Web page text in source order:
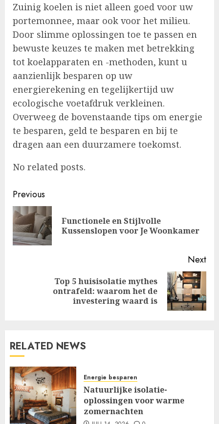
Zuinig koelen is niet alleen goed voor uw
portemonnee, maar ook voor het milieu.
Door slimme oplossingen toe te passen en
bewuste keuzes te maken met betrekking
tot koelapparaten en -methoden, kunt u
aanzienlijk besparen op uw
energierekening en tegelijkertijd uw
ecologische voetafdruk verkleinen.
Overweeg de bovenstaande tips om energie
te besparen, geld te besparen en bij te
dragen aan een duurzamere toekomst.
No related posts.
Post
navigation
Previous
Functionele en Stijlvolle
Kussenslopen voor Je Woonkamer
Next
Top 5 huisisolatie mythes
ontrafeld: waarom het de
investering waard is
RELATED NEWS
Energie besparen
Natuurlijke isolatie-
oplossingen voor warme
zomernachten